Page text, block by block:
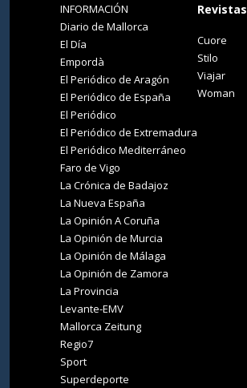
INFORMACIÓN
Diario de Mallorca
El Día
Empordà
El Periódico de Aragón
El Periódico de España
El Periódico
El Periódico de Extremadura
El Periódico Mediterráneo
Faro de Vigo
La Crónica de Badajoz
La Nueva España
La Opinión A Coruña
La Opinión de Murcia
La Opinión de Málaga
La Opinión de Zamora
La Provincia
Levante-EMV
Mallorca Zeitung
Regio7
Sport
Superdeporte
Revistas
Cuore
Stilo
Viajar
Woman